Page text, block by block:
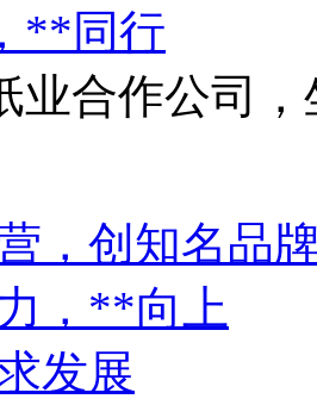
**同行
业合作公司
，创知名品
，**向上
发展